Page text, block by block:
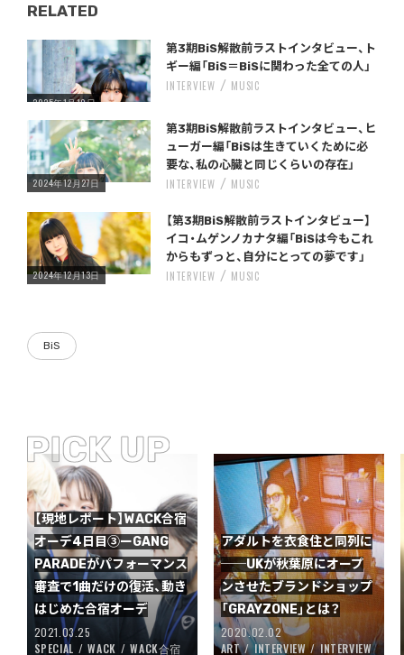
RELATED
Warning : Undefined variable $post_id in
/home/storywriter/storywriter.tokyo/public_html/wp-content/themes/StoryWriter/single.phpon line242
第3期BiS解散前ラストインタビュー、ト
ギー編「BiS＝BiSに関わった全ての人」
2025年1月10日
INTERVIEW MUSIC
Warning : Undefined variable $post_id in
/home/storywriter/storywriter.tokyo/public_html/wp-content/themes/StoryWriter/single.phpon line242
第3期BiS解散前ラストインタビュー、ヒ
ューガー編「BiSは生きていくために必
要な、私の心臓と同じくらいの存在」
2024年12月27日
INTERVIEW MUSIC
Warning : Undefined variable $post_id in
/home/storywriter/storywriter.tokyo/public_html/wp-content/themes/StoryWriter/single.phpon line242
【第3期BiS解散前ラストインタビュー】
イコ・ムゲンノカナタ編「BiSは今もこれ
からもずっと、自分にとっての夢です」
2024年12月13日
INTERVIEW MUSIC
BiS
【現地レポート】WACK合宿
オーデ4日目③ーGANG
PARADEがパフォーマンス
審査で1曲だけの復活、動き
はじめた合宿オーデ
2021.03.25
SPECIAL
WACK
WACK合宿
アダルトを衣食住と同列に
──UKが秋葉原にオープ
ンさせたブランドショップ
「GRAYZONE」とは？
2020.02.02
ART
INTERVIEW
INTERVIEW